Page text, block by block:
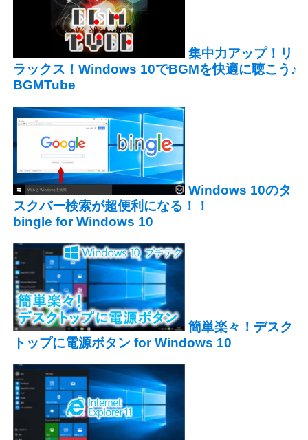
集中力アップ！リ
ラックス！Windows 10でBGMを快適に聴こう♪
BGMTube
Windows 10のタ
スクバー検索が超便利になる！！
bingle for Windows 10
簡単楽々！デスク
トップに電源ボタン for Windows 10